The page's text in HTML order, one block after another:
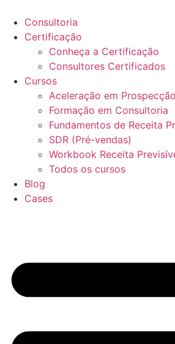
para
conteúdo
Consultoria
Certificação
Conheça a Certificação
Consultores Certificados
Cursos
Aceleração em
Formação em Consultoria
Fundamentos de Receita
SDR (Pré-vendas)
Workbook Receita
Todos os cursos
Blog
Cases